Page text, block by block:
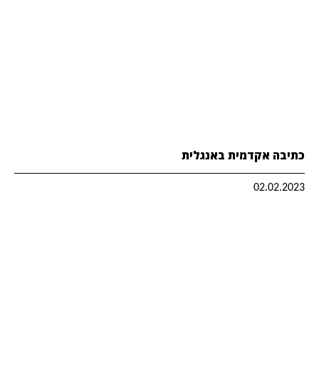
כתיבה אקדמית באנגלית
02.02.2023